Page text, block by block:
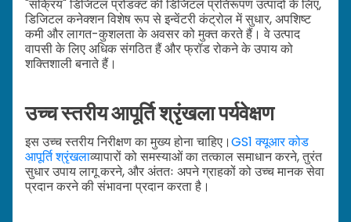
"सक्रिय" डिजिटल प्रोडक्ट की डिजिटल प्रतिरूपण उत्पादों के लिए,
डिजिटल कनेक्शन विशेष रूप से इन्वेंटरी कंट्रोल में सुधार, अपशिष्ट
कमी और लागत-कुशलता के अवसर को मुक्त करते हैं। वे उत्पाद
वापसी के लिए अधिक संगठित हैं और फ्रॉड रोकने के उपाय को
शक्तिशाली बनाते हैं।
उच्च स्तरीय आपूर्ति श्रृंखला पर्यवेक्षण
इस उच्च स्तरीय निरीक्षण का मुख्य होना चाहिए।GS1 क्यूआर कोड
आपूर्ति श्रृंखलाव्यापारों को समस्याओं का तत्काल समाधान करने, तुरंत
सुधार उपाय लागू करने, और अंततः अपने ग्राहकों को उच्च मानक सेवा
प्रदान करने की संभावना प्रदान करता है।